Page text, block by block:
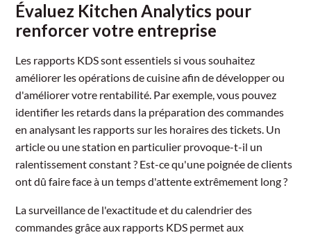
Évaluez Kitchen Analytics pour
renforcer votre entreprise
Les rapports KDS sont essentiels si vous souhaitez
améliorer les opérations de cuisine afin de développer ou
d'améliorer votre rentabilité. Par exemple, vous pouvez
identifier les retards dans la préparation des commandes
en analysant les rapports sur les horaires des tickets. Un
article ou une station en particulier provoque-t-il un
ralentissement constant ? Est-ce qu'une poignée de clients
ont dû faire face à un temps d'attente extrêmement long ?
La surveillance de l'exactitude et du calendrier des
commandes grâce aux rapports KDS permet aux